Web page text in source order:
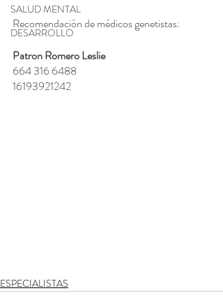
SALUD MENTAL
DESARROLLO
Recomendación de médicos genetistas:
Patron Romero Leslie
664 316 6488
16193921242
ESPECIALISTAS